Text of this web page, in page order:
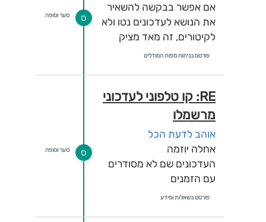
אם אפשר בבקשה להשאיר
את הנושא לעדכונים נטו ולא
לקיטורים, זה מאד מציק
פורסם בניתוח מפות המודלים
ס סער וסופה
RE: קו טלפוני לעדכוני
מרשמלו
אוהב לדעת הכל
אחלה יוזמה
העדכונים שם לא מסודרים
עם הזמנים
פורסם בשאלות ומידע
ס סער וסופה